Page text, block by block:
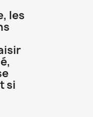
les
si